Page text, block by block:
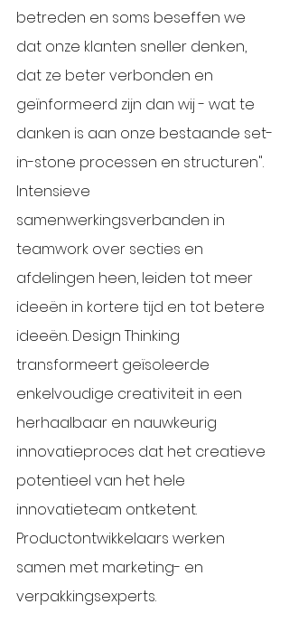
betreden en soms beseffen we
dat onze klanten sneller denken,
dat ze beter verbonden en
geïnformeerd zijn dan wij - wat te
danken is aan onze bestaande set-
in-stone processen en structuren".
Intensieve
samenwerkingsverbanden in
teamwork over secties en
afdelingen heen, leiden tot meer
ideeën in kortere tijd en tot betere
ideeën. Design Thinking
transformeert geïsoleerde
enkelvoudige creativiteit in een
herhaalbaar en nauwkeurig
innovatieproces dat het creatieve
potentieel van het hele
innovatieteam ontketent.
Productontwikkelaars werken
samen met marketing- en
verpakkingsexperts.